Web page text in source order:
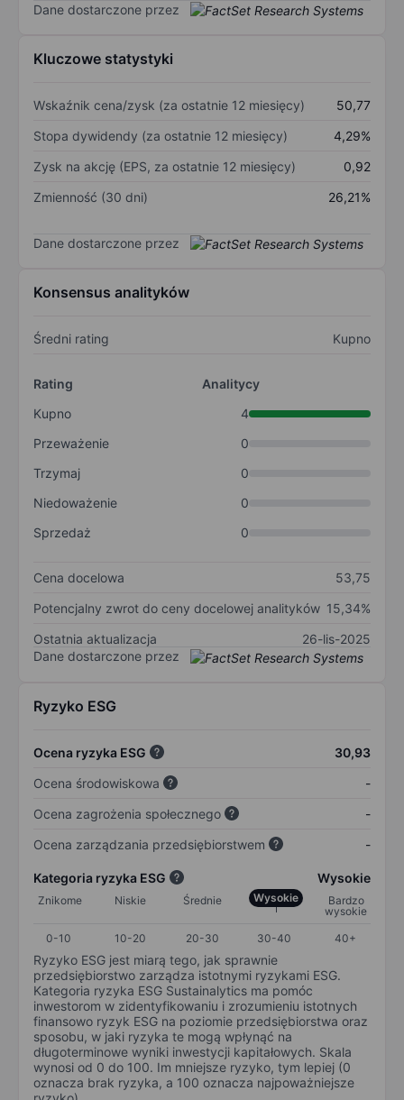
Dane dostarczone przez
Kluczowe statystyki
Wskaźnik cena/zysk (za ostatnie 12 miesięcy)
50,77
Stopa dywidendy (za ostatnie 12 miesięcy)
4,29%
Zysk na akcję (EPS, za ostatnie 12 miesięcy)
0,92
Zmienność (30 dni)
26,21%
Dane dostarczone przez
Konsensus analityków
Średni rating Kupno
Rating
Analitycy
Kupno
4
Przeważenie
0
Trzymaj
0
Niedoważenie
0
Sprzedaż
0
Cena docelowa
53,75
Potencjalny zwrot do ceny docelowej analityków 15,34%
Ostatnia aktualizacja
26-lis-2025
Dane dostarczone przez
Ryzyko ESG
Ocena ryzyka ESG
30,93
Ocena środowiskowa
-
Ocena zagrożenia społecznego
-
Ocena zarządzania przedsiębiorstwem
-
Kategoria ryzyka ESG Wysokie
Znikome Niskie Średnie Wysokie
Bardzo
wysokie
0-10
10-20 20-30 30-40 40+
Ryzyko ESG jest miarą tego, jak sprawnie
przedsiębiorstwo zarządza istotnymi ryzykami ESG.
Kategoria ryzyka ESG Sustainalytics ma pomóc
inwestorom w zidentyfikowaniu i zrozumieniu istotnych
finansowo ryzyk ESG na poziomie przedsiębiorstwa oraz
sposobu, w jaki ryzyka te mogą wpłynąć na
długoterminowe wyniki inwestycji kapitałowych. Skala
wynosi od 0 do 100. Im mniejsze ryzyko, tym lepiej (0
oznacza brak ryzyka, a 100 oznacza najpoważniejsze